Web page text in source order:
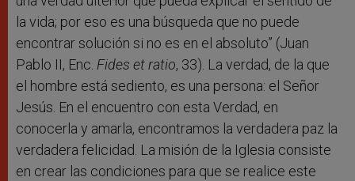
la vida; por eso es una búsqueda que no puede
encontrar solución si no es en el absoluto” (Juan
Pablo II, Enc. Fides et ratio, 33). La verdad, de la que
el hombre está sediento, es una persona: el Señor
Jesús. En el encuentro con esta Verdad, en
conocerla y amarla, encontramos la verdadera paz la
verdadera felicidad. La misión de la Iglesia consiste
en crear las condiciones para que se realice este